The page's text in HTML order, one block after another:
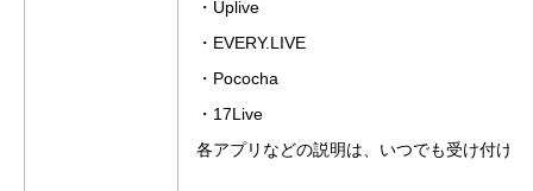
・Uplive
・EVERY.LIVE
・Pococha
・17Live
各アプリなどの説明は、いつでも受け付け